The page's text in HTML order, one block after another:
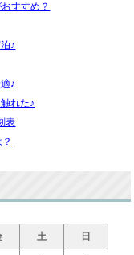
すすめ？
♪
♪
れた♪
表
土 日